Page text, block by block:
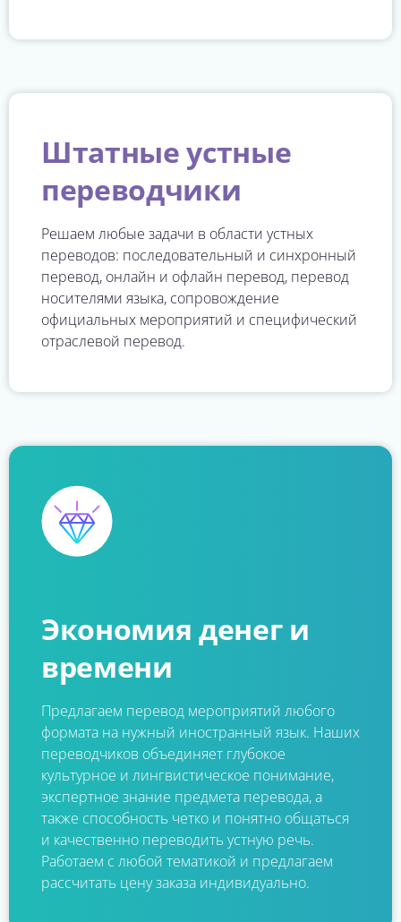
Штатные устные
переводчики
Решаем любые задачи в области устных
переводов: последовательный и синхронный
перевод, онлайн и офлайн перевод, перевод
носителями языка, сопровождение
официальных мероприятий и специфический
отраслевой перевод.
Экономия денег и
времени
Предлагаем перевод мероприятий любого
формата на нужный иностранный язык. Наших
переводчиков объединяет глубокое
культурное и лингвистическое понимание,
экспертное знание предмета перевода, а
также способность четко и понятно общаться
и качественно переводить устную речь.
Работаем с любой тематикой и предлагаем
рассчитать цену заказа индивидуально.